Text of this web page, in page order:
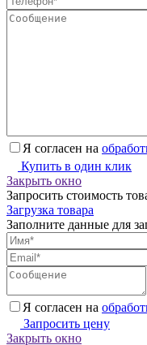
Я согласен на
Купить в один клик
Закрыть окно
Запросить стоимость
Загрузка товара
Заполните данные для
Я согласен на
Запросить цену
Закрыть окно